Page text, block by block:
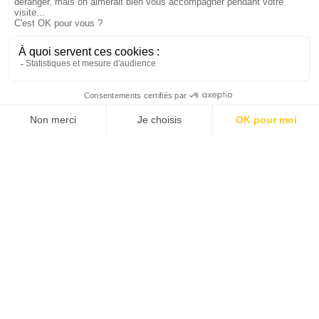
Refuser
Politique de cookiesPolitique de confidentialité